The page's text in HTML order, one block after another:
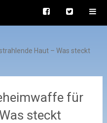
Haut – Was steckt
für
steckt